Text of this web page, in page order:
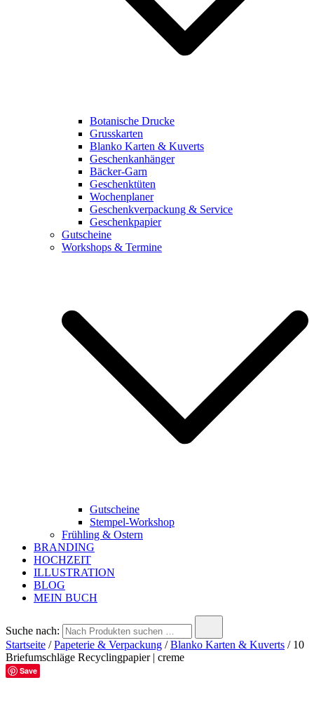
Botanische Drucke
Grusskarten
Blanko Karten & Kuverts
Geschenkanhänger
Bäcker-Garn
Geschenktüten
Wochenplaner
Geschenkverpackung & Service
Geschenkpapier
Gutscheine
Workshops & Termine
Gutscheine
Stempel-Workshop
Frühling & Ostern
BRANDING
HOCHZEIT
ILLUSTRATION
BLOG
MEIN BUCH
Suche nach:
Startseite /Papeterie & Verpackung /Blanko Karten & Kuverts / 10
Briefumschläge Recyclingpapier | creme
Save